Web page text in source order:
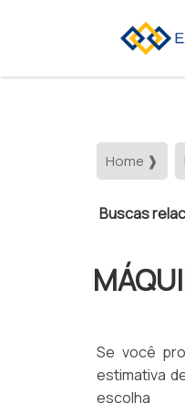
Home ❱
Buscas
Se você
estimativa
escolha